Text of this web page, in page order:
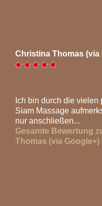
Christina Thomas (via
Ich bin durch die
Siam Massage
nur anschließen...
Gesamte Bewertung
Thomas (via Google+)